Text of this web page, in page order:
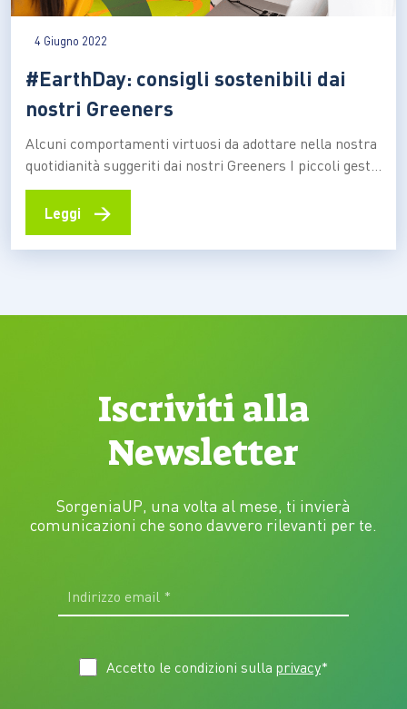
4 Giugno 2022
#EarthDay: consigli sostenibili dai
nostri Greeners
Alcuni comportamenti virtuosi da adottare nella nostra
quotidianità suggeriti dai nostri Greeners I piccoli gesti
quotidiani possono avere un impatto positivo sulla
tutela del nostro ambiente. Ridurre, riciclare e
sostenibile che ognuno di noi dovrebbe adottorare nel
Leggi →
Iscriviti alla
Newsletter
SorgeniaUP, una volta al mese, ti invierà
comunicazioni che sono davvero rilevanti per te.
Accetto le condizioni sulla privacy*